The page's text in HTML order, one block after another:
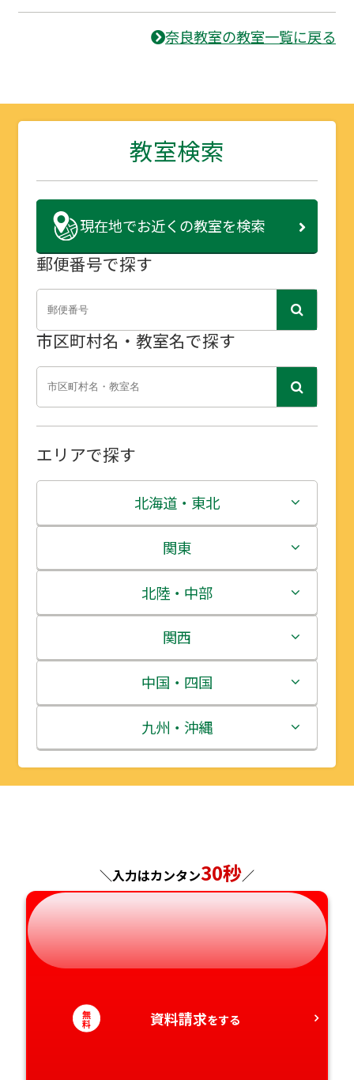
奈良教室の教室一覧に戻る
教室検索
現在地でお近くの教室を検索
郵便番号で探す
市区町村名・教室名で探す
エリアで探す
北海道・東北
北海道
青森県
岩手県
宮城県
秋田県
山形県
関東
茨城県
栃木県
群馬県
埼玉県
千葉県
北陸・中部
新潟県
富山県
石川県
福井県
岐阜県
静岡県
関西
三重県
滋賀県
京都府
和歌山県
中国・四国
鳥取県
島根県
徳島県
九州・沖縄
福岡県
大分県
＼入力はカンタン30秒／
無
料 資料請求をする